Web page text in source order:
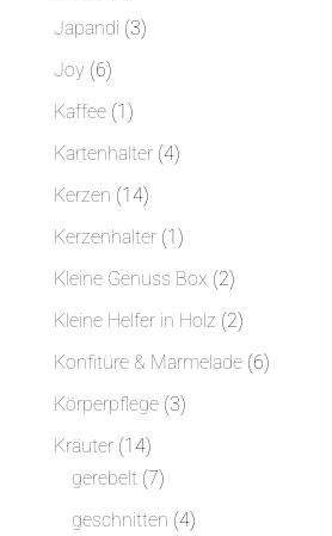
Produkte
Japandi 33
Joy 66
Produkte
Kaffee 1 1
Produkt
Kartenhalter 44
Kerzen 1414
Produkte
Kerzenhalter 1 1
Produkt
Kleine Genuss Box 22
Produkte
Kleine Helfer in Holz 22
Produkte
Konfitüre & Marmelade 66
Körperpflege 33
Kräuter 1414
Produkte
gerebelt 77
Produkte
geschnitten 44